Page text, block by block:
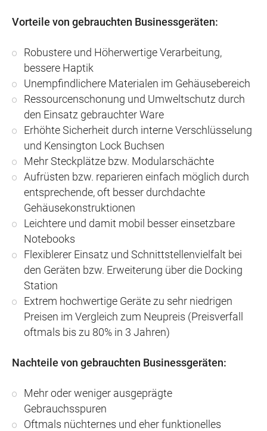
Vorteile von gebrauchten Businessgeräten:
Robustere und Höherwertige Verarbeitung,
bessere Haptik
Unempfindlichere Materialen im Gehäusebereich
Ressourcenschonung und Umweltschutz durch
den Einsatz gebrauchter Ware
Erhöhte Sicherheit durch interne Verschlüsselung
und Kensington Lock Buchsen
Mehr Steckplätze bzw. Modularschächte
Aufrüsten bzw. reparieren einfach möglich durch
entsprechende, oft besser durchdachte
Gehäusekonstruktionen
Leichtere und damit mobil besser einsetzbare
Notebooks
Flexiblerer Einsatz und Schnittstellenvielfalt bei
den Geräten bzw. Erweiterung über die Docking
Station
Extrem hochwertige Geräte zu sehr niedrigen
Preisen im Vergleich zum Neupreis (Preisverfall
oftmals bis zu 80% in 3 Jahren)
Nachteile von gebrauchten Businessgeräten:
Mehr oder weniger ausgeprägte
Gebrauchsspuren
Oftmals nüchternes und eher funktionelles